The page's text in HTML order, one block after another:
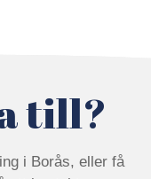
till?
i Borås, eller få